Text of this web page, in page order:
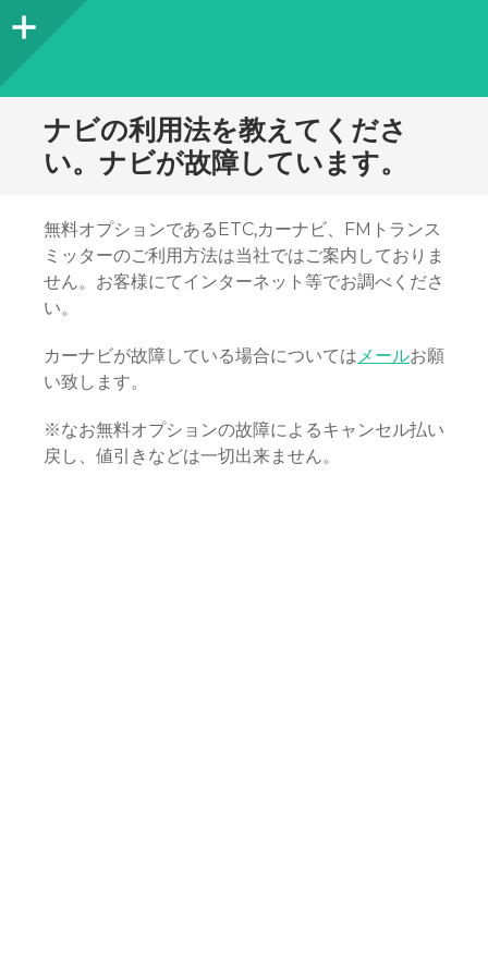
バ
ナビの利用法を教えてくださ
い。ナビが故障しています。
無料オプションであるETC,カーナビ、FMトランス
ミッターのご利用方法は当社ではご案内しておりま
せん。お客様にてインターネット等でお調べくださ
い。
カーナビが故障している場合についてはメールお願
い致します。
※なお無料オプションの故障によるキャンセル払い
戻し、値引きなどは一切出来ません。